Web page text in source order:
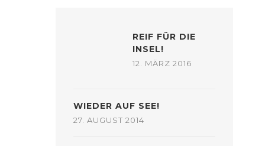
REIF FÜR DIE
INSEL!
12. MÄRZ 2016
WIEDER AUF SEE!
27. AUGUST 2014